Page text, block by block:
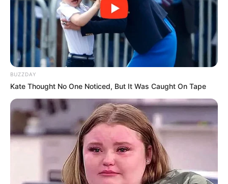
BUZZDAY
Kate Thought No One Noticed, But It Was Caught On Tape